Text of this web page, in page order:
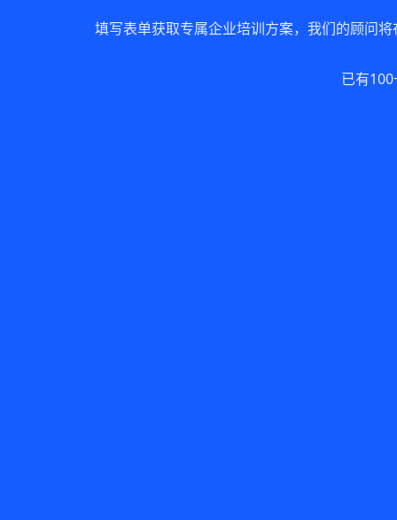
填写表单获取专属企业培训方案，我们的顾问
已有